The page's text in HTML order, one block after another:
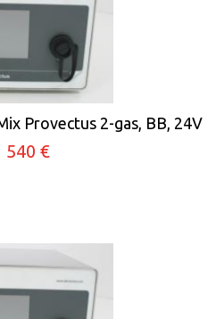
Provectus 2-gas, BB, 24V
540 €